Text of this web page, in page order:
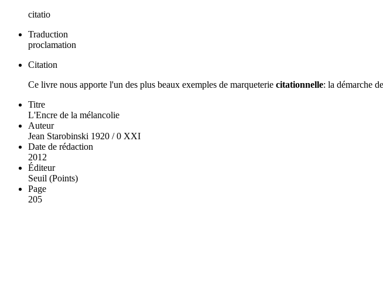
citatio
Traduction
proclamation
Citation
Ce livre nous apporte l'un des plus beaux exemples de marqueterie citationnelle: la démarche
Titre
L'Encre de la mélancolie
Auteur
Jean Starobinski 1920 / 0 XXI
Date de rédaction
2012
Éditeur
Seuil (Points)
Page
205